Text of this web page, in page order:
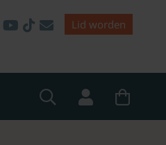
Lid worden